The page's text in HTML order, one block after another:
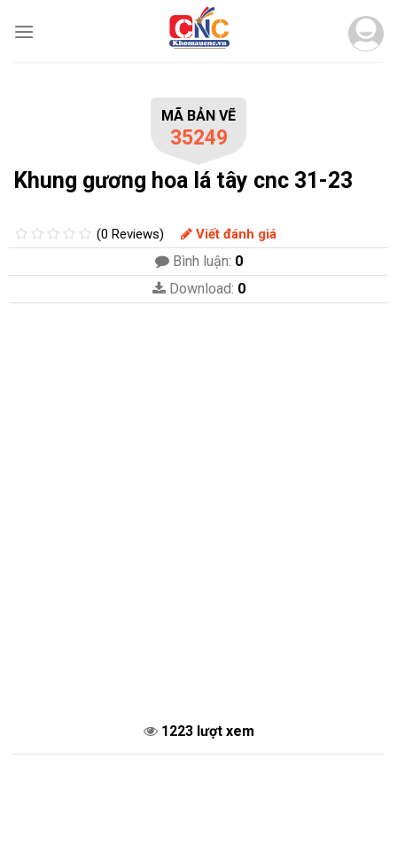
MÃ BẢN VẼ
35249
Khung gương hoa lá tây cnc 31-23
(0 Reviews) Viết đánh giá
Bình luận: 0
Download: 0
1223 lượt xem